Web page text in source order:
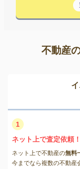
不動産
1
ネット上で査定依頼！
ネット上で不動産の無料
今までなら複数の不動産